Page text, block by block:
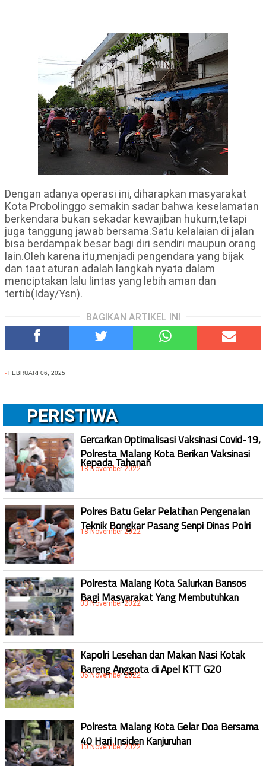
Dengan adanya operasi ini, diharapkan masyarakat
Kota Probolinggo semakin sadar bahwa keselamatan
berkendara bukan sekadar kewajiban hukum,tetapi
juga tanggung jawab bersama.Satu kelalaian di jalan
bisa berdampak besar bagi diri sendiri maupun orang
lain.Oleh karena itu,menjadi pengendara yang bijak
dan taat aturan adalah langkah nyata dalam
menciptakan lalu lintas yang lebih aman dan
tertib(Iday/Ysn).
BAGIKAN ARTIKEL INI
- FEBRUARI 06, 2025
PERISTIWA
Gercarkan Optimalisasi Vaksinasi Covid-19,
Polresta Malang Kota Berikan Vaksinasi
Kepada Tahanan
18 November 2022
Polres Batu Gelar Pelatihan Pengenalan
Teknik Bongkar Pasang Senpi Dinas Polri
18 November 2022
Polresta Malang Kota Salurkan Bansos
Bagi Masyarakat Yang Membutuhkan
03 November 2022
Kapolri Lesehan dan Makan Nasi Kotak
Bareng Anggota di Apel KTT G20
06 November 2022
Polresta Malang Kota Gelar Doa Bersama
40 Hari Insiden Kanjuruhan
10 November 2022